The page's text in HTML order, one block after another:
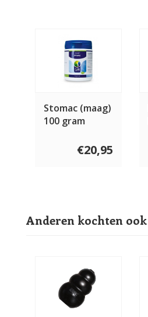
Stomac (maag)
100 gram
€20,95
Anderen kochten ook